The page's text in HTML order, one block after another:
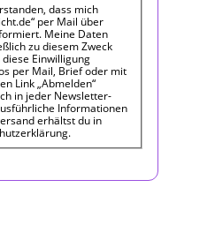
dass mich
per Mail über
Meine Daten
zu diesem Zweck
Einwilligung
per Mail, Brief oder mit
Link „Abmelden“
in jeder Newsletter-
Informationen
erhältst du in